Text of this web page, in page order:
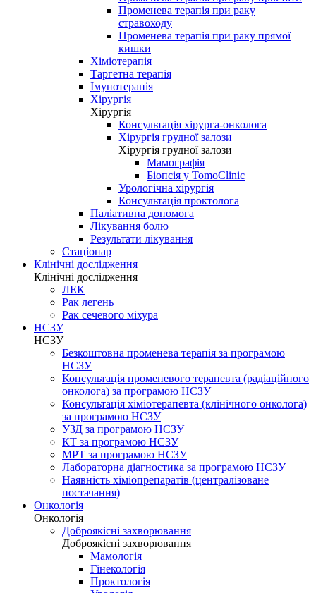
Променева терапія при раку
стравоходу
Променева терапія при раку прямої
кишки
Хіміотерапія
Таргетна терапія
Імунотерапія
Хірургія
Хірургія
Консультація хірурга-онколога
Хірургія грудної залози
Хірургія грудної залози
Мамографія
Біопсія у TomoClinic
Урологічна хірургія
Консультація проктолога
Паліативна допомога
Лікування болю
Результати лікування
Стаціонар
Клінічні дослідження
Клінічні дослідження
ЛЕК
Рак легень
Рак сечевого міхура
НСЗУ
НСЗУ
Безкоштовна променева терапія за програмою
НСЗУ
Консультація променевого терапевта (радіаційного
онколога) за програмою НСЗУ
Консультація хіміотерапевта (клінічного онколога)
за програмою НСЗУ
УЗД за програмою НСЗУ
КТ за програмою НСЗУ
МРТ за програмою НСЗУ
Лабораторна діагностика за програмою НСЗУ
Наявність хіміопрепаратів (централізоване
постачання)
Онкологія
Онкологія
Доброякісні захворювання
Доброякісні захворювання
Мамологія
Гінекологія
Проктологія